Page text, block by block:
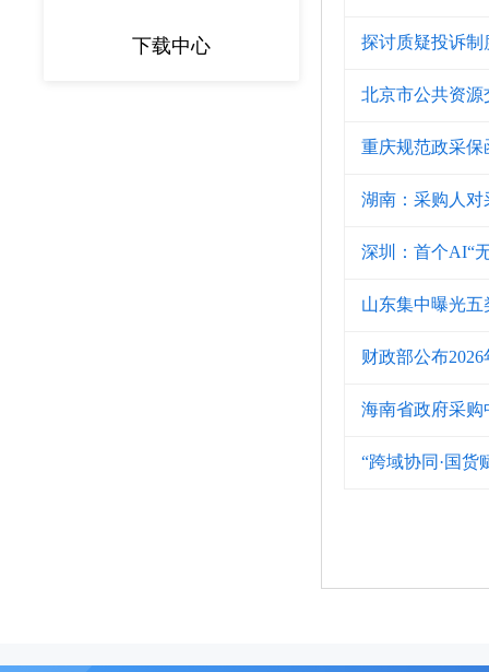
下载中心 探讨质疑投诉
北京市公共资
重庆规范政采保
湖南：采购人
深圳：首个AI“
山东集中曝光
财政部公布
海南省政府采
“跨域协同·国货